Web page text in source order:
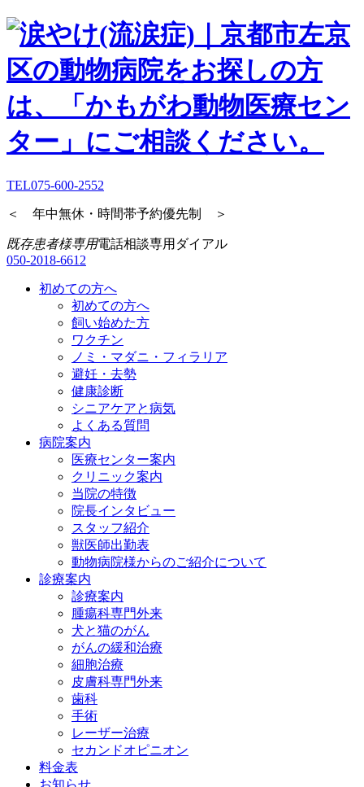
TEL075-600-2552
＜ 年中無休・時間帯予約優先制 ＞
既存患者様専用電話相談専用ダイアル
050-2018-6612
初めての方へ
初めての方へ
飼い始めた方
ワクチン
ノミ・マダニ・フィラリア
避妊・去勢
健康診断
シニアケアと病気
よくある質問
病院案内
医療センター案内
クリニック案内
当院の特徴
院長インタビュー
スタッフ紹介
獣医師出勤表
動物病院様からのご紹介について
診療案内
診療案内
腫瘍科専門外来
犬と猫のがん
がんの緩和治療
細胞治療
皮膚科専門外来
歯科
手術
レーザー治療
セカンドオピニオン
料金表
お知らせ